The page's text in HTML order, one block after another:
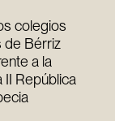
colegios
de Bérriz
a la
II República